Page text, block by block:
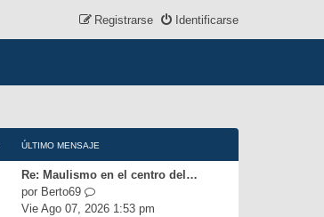
Identificarse
Registrarse
ÚLTIMO MENSAJE
Re: Maulismo en el centro del…
por Berto69
V
e
Vie Ago 07, 2026 1:53 pm